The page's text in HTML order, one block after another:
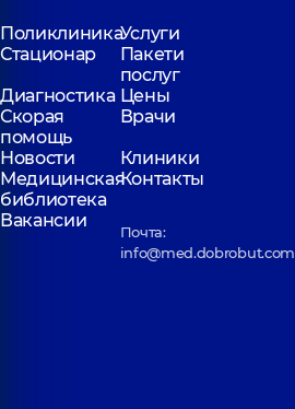
ПоликлиникаУслуги
Стационар
Пакети
послуг
Диагностика Цены
Скорая
помощь
Врачи
Новости
Клиники
Медицинская
библиотека
Контакты
Вакансии
Почта:
info@med.dobrobut.com